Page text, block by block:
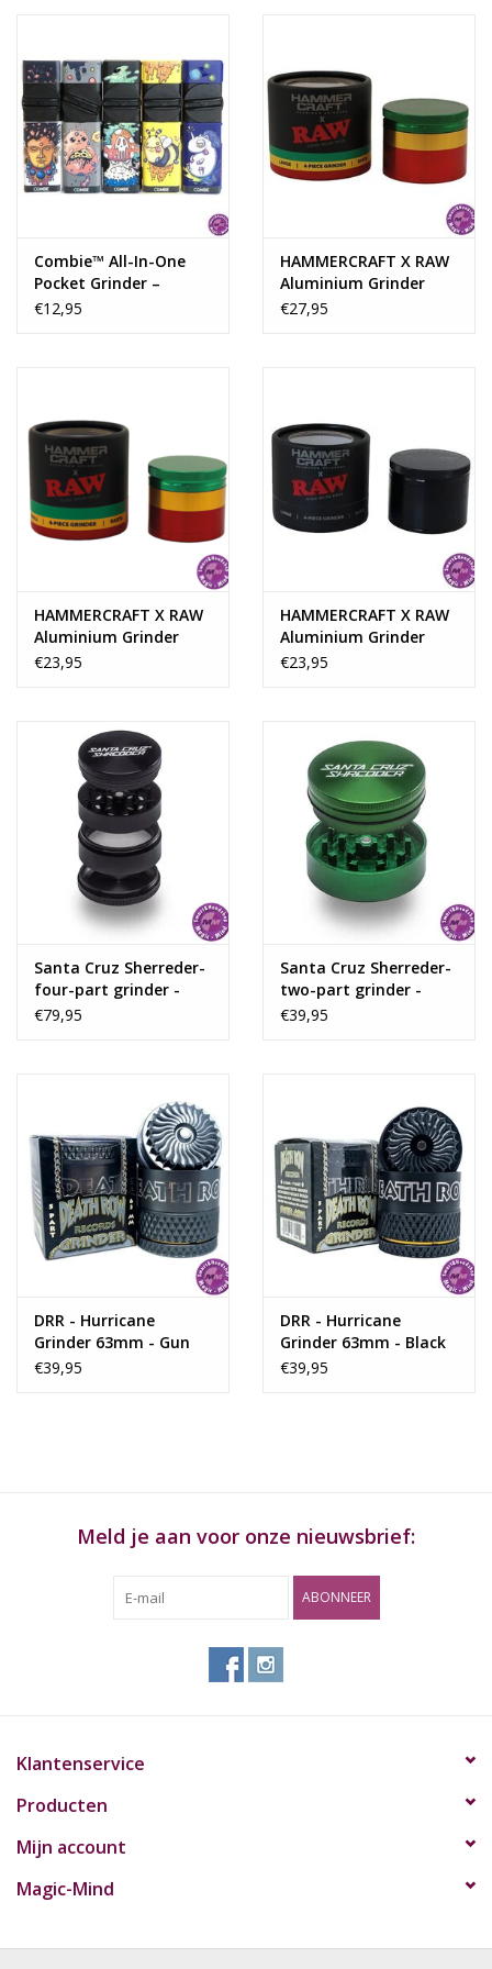
Combie™ All-In-One
Pocket Grinder –
Creatures
€12,95
HAMMERCRAFT X RAW
Aluminium Grinder
4parts - RASTA LARGE
€27,95
HAMMERCRAFT X RAW
Aluminium Grinder
4parts - RASTA SMALL
€23,95
HAMMERCRAFT X RAW
Aluminium Grinder
4parts - BLACK LARGE
€23,95
Santa Cruz Sherreder-
four-part grinder -
black
€79,95
Santa Cruz Sherreder-
two-part grinder -
Green
€39,95
DRR - Hurricane
Grinder 63mm - Gun
Metal
€39,95
DRR - Hurricane
Grinder 63mm - Black
€39,95
Meld je aan voor onze nieuwsbrief:
ABONNEER
Klantenservice
Producten
Mijn account
Magic-Mind